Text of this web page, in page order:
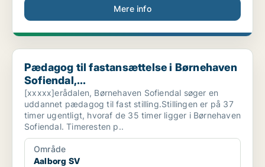
Mere info
Pædagog til fastansættelse i Børnehaven Sofiendal,...
Pædagog til fastansættelse i Børnehaven
Sofiendal,...
[xxxxx]erådalen, Børnehaven Sofiendal søger en
uddannet pædagog til fast stilling.Stillingen er på 37
timer ugentligt, hvoraf de 35 timer ligger i Børnehaven
Sofiendal. Timeresten p..
Område
Aalborg SV